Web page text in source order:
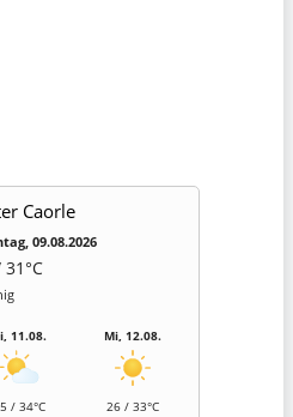
Caorle
09.08.2026
31°C
11.08.
/ 34°C
Mi, 12.08.
26 / 33°C